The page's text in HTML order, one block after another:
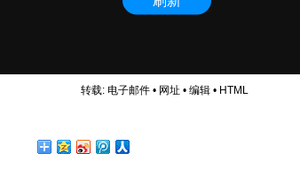
转载: 电子邮件• 网址 • 编辑• HTML